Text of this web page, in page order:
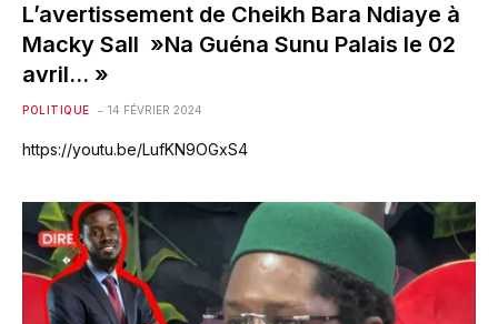
L’avertissement de Cheikh Bara Ndiaye à
Macky Sall »Na Guéna Sunu Palais le 02
avril… »
POLITIQUE 14 FÉVRIER 2024
https://youtu.be/LufKN9OGxS4